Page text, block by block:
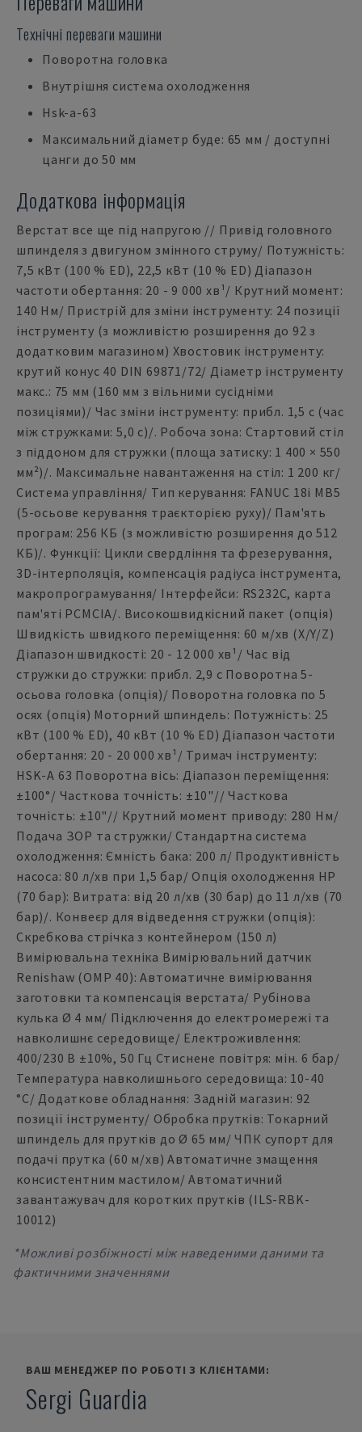
Технічні переваги машини
Поворотна головка
Внутрішня система охолодження
Hsk-a-63
Максимальний діаметр буде: 65 мм / доступні
цанги до 50 мм
Додаткова інформація
Верстат все ще під напругою // Привід головного
шпинделя з двигуном змінного струму/ Потужність:
7,5 кВт (100 % ED), 22,5 кВт (10 % ED) Діапазон
частоти обертання: 20 - 9 000 хв¹/ Крутний момент:
140 Нм/ Пристрій для зміни інструменту: 24 позиції
інструменту (з можливістю розширення до 92 з
додатковим магазином) Хвостовик інструменту:
крутий конус 40 DIN 69871/72/ Діаметр інструменту
макс.: 75 мм (160 мм з вільними сусідніми
позиціями)/ Час зміни інструменту: прибл. 1,5 с (час
між стружками: 5,0 с)/. Робоча зона: Стартовий стіл
з піддоном для стружки (площа затиску: 1 400 × 550
мм²)/. Максимальне навантаження на стіл: 1 200 кг/
Система управління/ Тип керування: FANUC 18i MB5
(5-осьове керування траєкторією руху)/ Пам'ять
програм: 256 КБ (з можливістю розширення до 512
КБ)/. Функції: Цикли свердління та фрезерування,
3D-інтерполяція, компенсація радіуса інструмента,
макропрограмування/ Інтерфейси: RS232C, карта
пам'яті PCMCIA/. Високошвидкісний пакет (опція)
Швидкість швидкого переміщення: 60 м/хв (X/Y/Z)
Діапазон швидкості: 20 - 12 000 хв¹/ Час від
стружки до стружки: прибл. 2,9 с Поворотна 5-
осьова головка (опція)/ Поворотна головка по 5
осях (опція) Моторний шпиндель: Потужність: 25
кВт (100 % ED), 40 кВт (10 % ED) Діапазон частоти
обертання: 20 - 20 000 хв¹/ Тримач інструменту:
HSK-A 63 Поворотна вісь: Діапазон переміщення:
±100°/ Часткова точність: ±10"// Часткова
точність: ±10"// Крутний момент приводу: 280 Нм/
Подача ЗОР та стружки/ Стандартна система
охолодження: Ємність бака: 200 л/ Продуктивність
насоса: 80 л/хв при 1,5 бар/ Опція охолодження HP
(70 бар): Витрата: від 20 л/хв (30 бар) до 11 л/хв (70
бар)/. Конвеєр для відведення стружки (опція):
Скребкова стрічка з контейнером (150 л)
Вимірювальна техніка Вимірювальний датчик
Renishaw (OMP 40): Автоматичне вимірювання
заготовки та компенсація верстата/ Рубінова
кулька Ø 4 мм/ Підключення до електромережі та
навколишнє середовище/ Електроживлення:
400/230 В ±10%, 50 Гц Стиснене повітря: мін. 6 бар/
Температура навколишнього середовища: 10-40
°C/ Додаткове обладнання: Задній магазин: 92
позиції інструменту/ Обробка прутків: Токарний
шпиндель для прутків до Ø 65 мм/ ЧПК супорт для
подачі прутка (60 м/хв) Автоматичне змащення
консистентним мастилом/ Автоматичний
завантажувач для коротких прутків (ILS-RBK-
10012)
*Можливі розбіжності між наведеними даними та
фактичними значеннями
ВАШ МЕНЕДЖЕР ПО РОБОТІ З КЛІЄНТАМИ:
Sergi Guardia